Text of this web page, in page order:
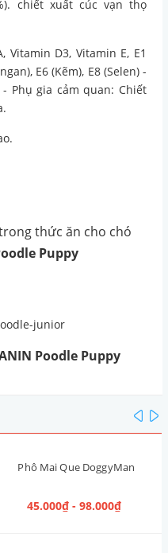
chiết xuất cúc vạn thọ
D3, Vitamin E, E1
E6 (Kẽm), E8 (Selen) -
Phụ gia cảm quan: Chiết
thức ăn cho chó
Puppy
Poodle Puppy
Phô Mai Que DoggyMan
45.000₫ - 98.000₫